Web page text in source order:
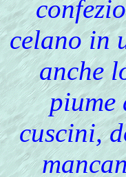
celano in
anche
piume
cuscini,